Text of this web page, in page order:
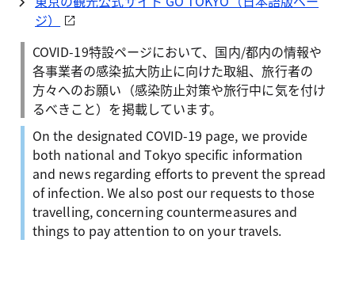
ジ）
COVID-19特設ページにおいて、国内/都内の情報や
各事業者の感染拡大防止に向けた取組、旅行者の
方々へのお願い（感染防止対策や旅行中に気を付け
るべきこと）を掲載しています。
On the designated COVID-19 page, we provide
both national and Tokyo specific information
and news regarding efforts to prevent the spread
of infection. We also post our requests to those
travelling, concerning countermeasures and
things to pay attention to on your travels.